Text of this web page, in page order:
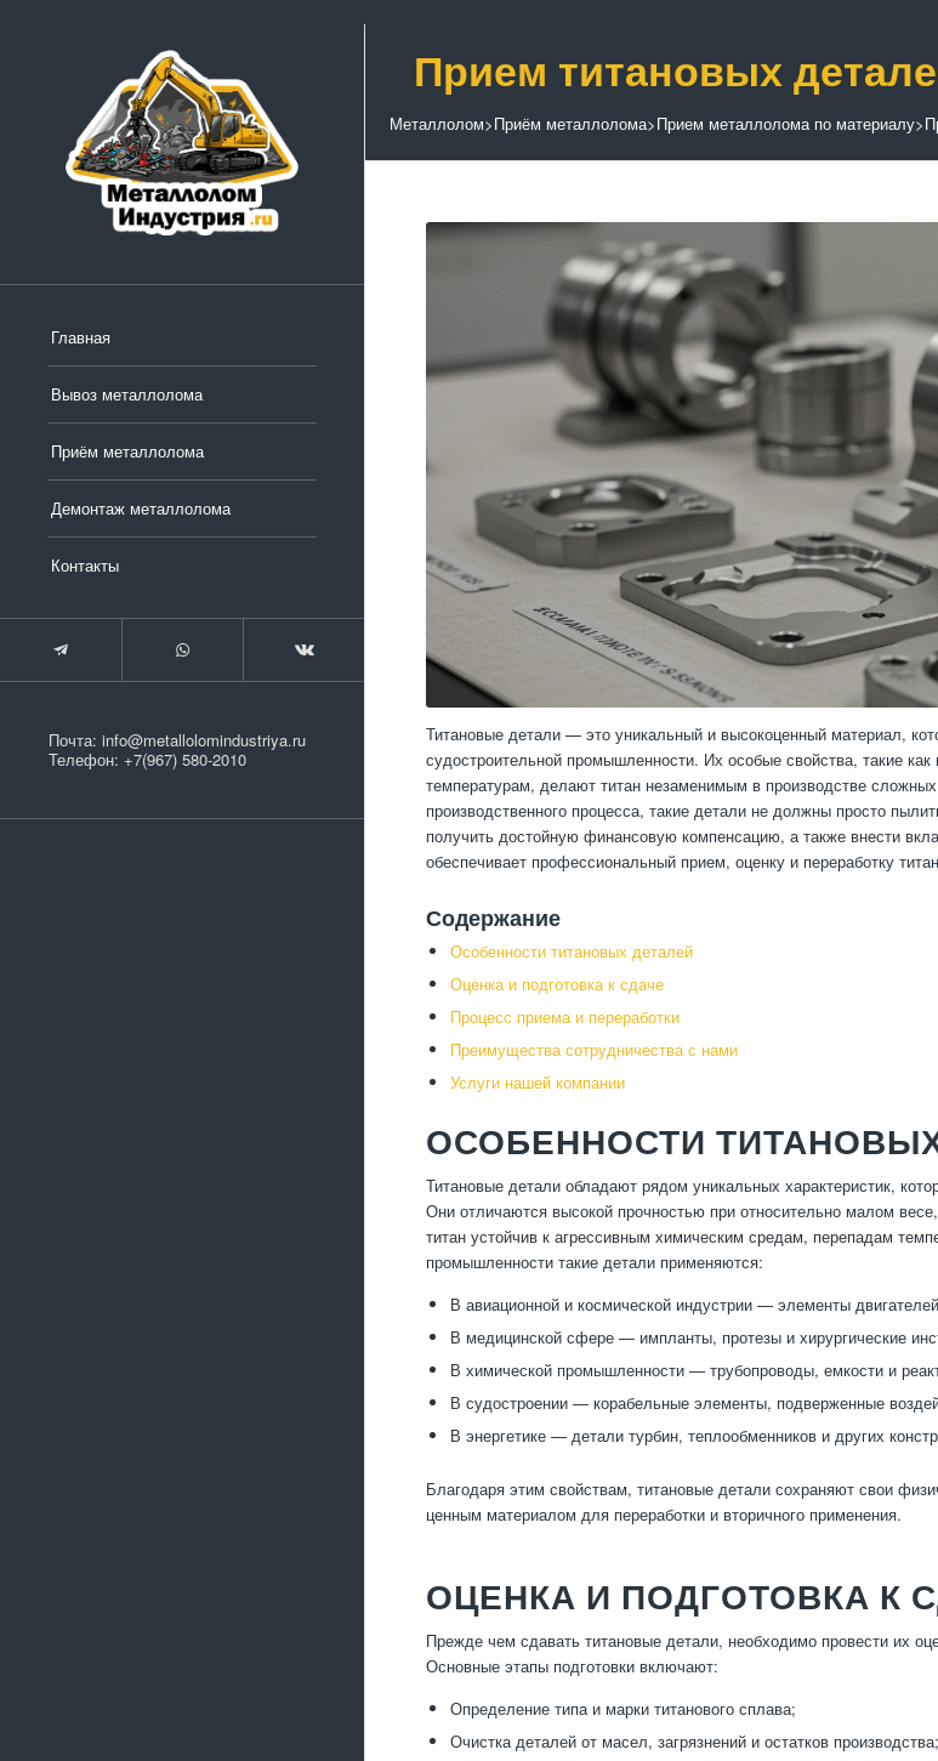
Главная
Вывоз металлолома
Приём металлолома
Демонтаж металлолома
Контакты
Почта: info@metallolomindustriya.ru
Телефон: +7(967) 580-2010
Прием титановых
Металлолом>Приём металлолома>Прием металлолома по материалу>
Титановые детали — это уникальный и высокоценный материал,
судостроительной промышленности. Их особые свойства, такие
температурам, делают титан незаменимым в производстве
производственного процесса, такие детали не должны просто
получить достойную финансовую компенсацию, а также внести
обеспечивает профессиональный прием, оценку и переработку
Содержание
Особенности титановых деталей
Оценка и подготовка к сдаче
Процесс приема и переработки
Преимущества сотрудничества с нами
Услуги нашей компании
ОСОБЕННОСТИ
Титановые детали обладают рядом уникальных характеристик,
Они отличаются высокой прочностью при относительно малом
титан устойчив к агрессивным химическим средам, перепадам
промышленности такие детали применяются:
В авиационной и космической индустрии — элементы
В медицинской сфере — импланты, протезы и хирургические
В химической промышленности — трубопроводы, емкости и
В судостроении — корабельные элементы, подверженные
В энергетике — детали турбин, теплообменников и других
Благодаря этим свойствам, титановые детали сохраняют свои
ценным материалом для переработки и вторичного применения.
ОЦЕНКА И ПОДГОТОВКА К
Прежде чем сдавать титановые детали, необходимо провести их
Основные этапы подготовки включают:
Определение типа и марки титанового сплава;
Очистка деталей от масел, загрязнений и остатков производства;